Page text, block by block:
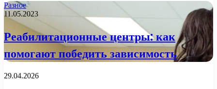
Разное
11.05.2023
Реабилитационные центры: как
помогают победить зависимость
29.04.2026